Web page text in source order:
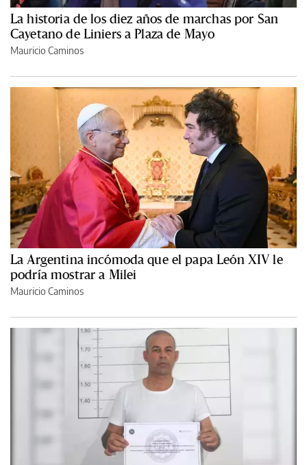
La historia de los diez años de marchas por San
Cayetano de Liniers a Plaza de Mayo
Mauricio Caminos
La Argentina incómoda que el papa León XIV le
podría mostrar a Milei
Mauricio Caminos